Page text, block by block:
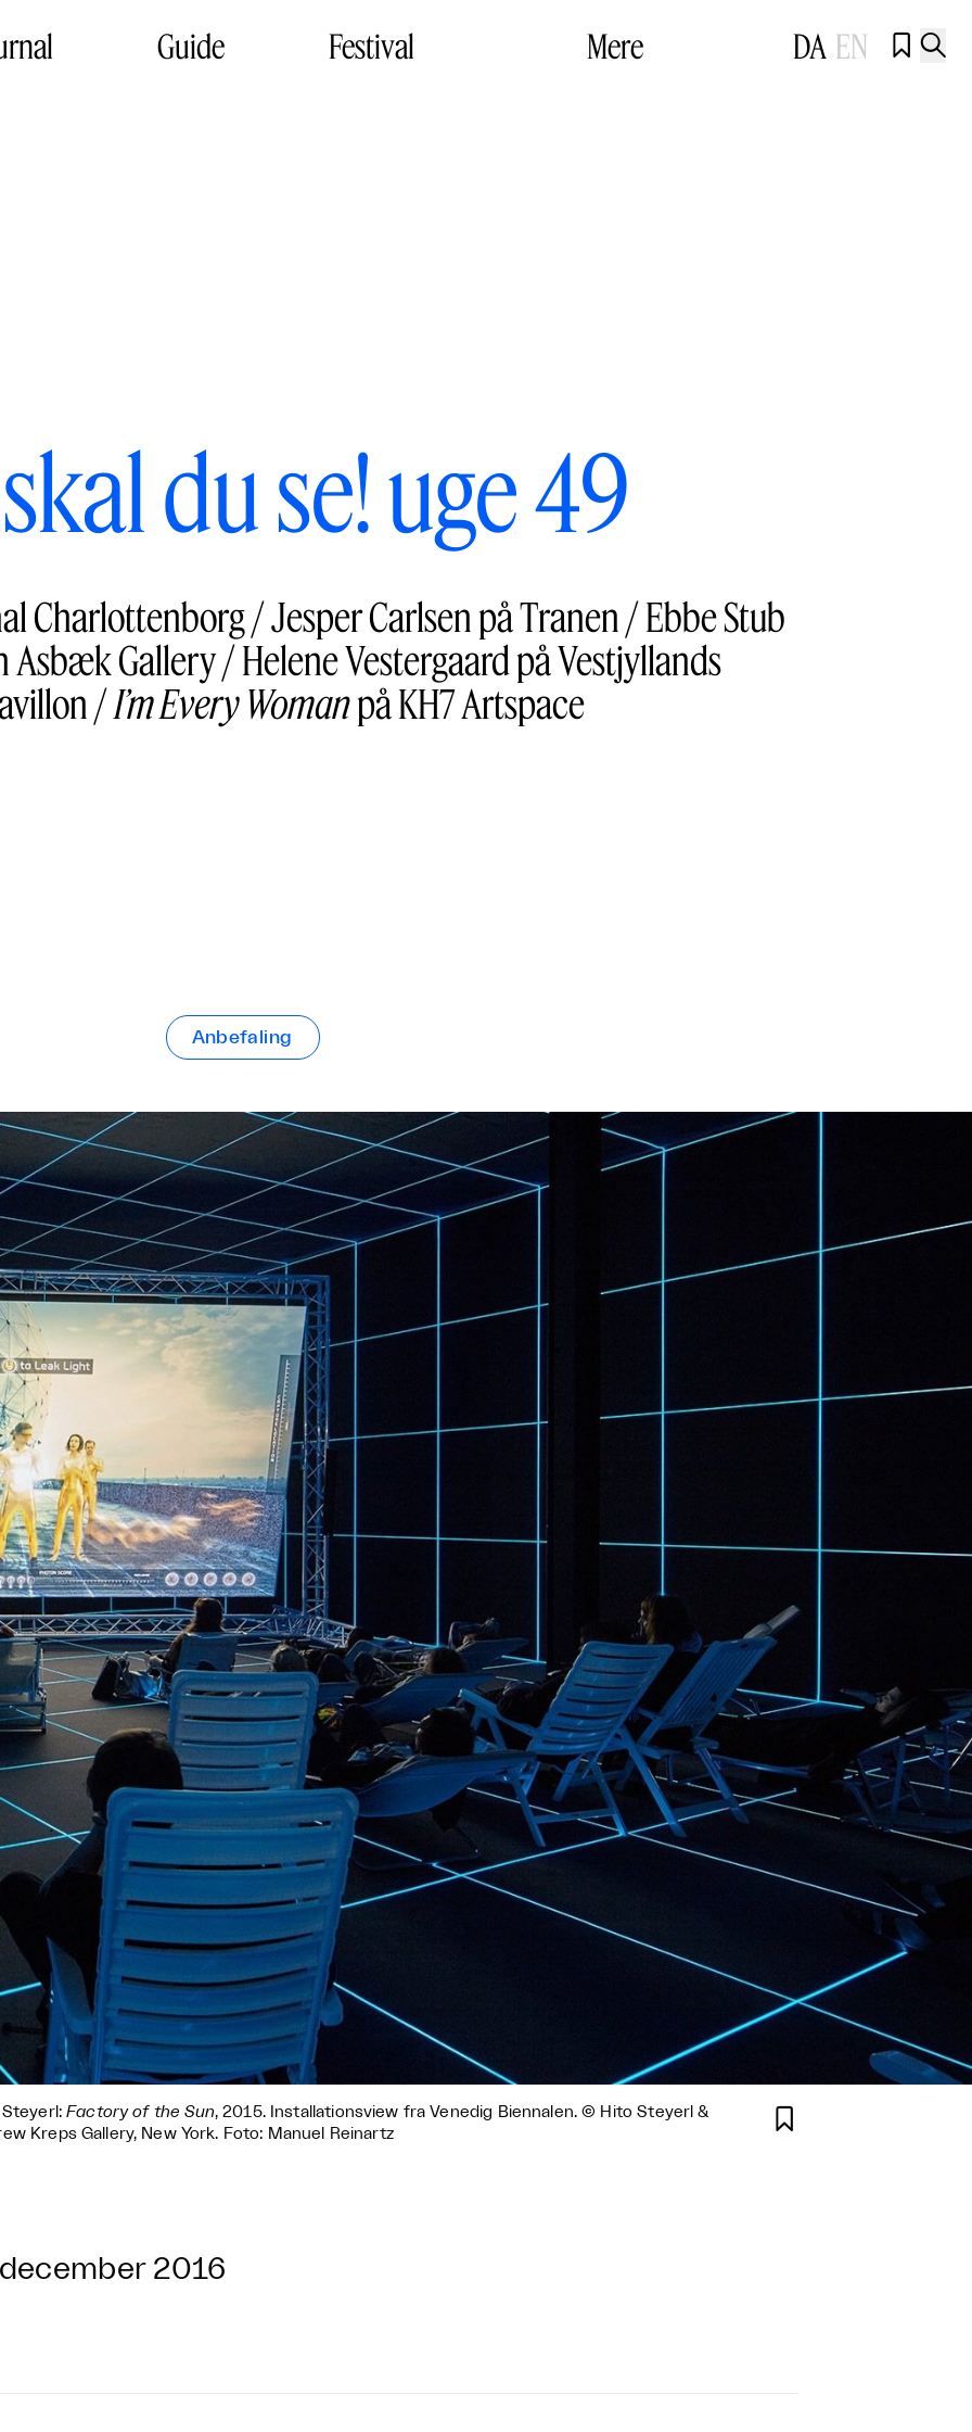
Guide Festival Mere DA EN  
du se! uge 49
Charlottenborg / Jesper Carlsen på Tranen / Ebbe Stub
Gallery / Helene Vestergaard på Vestjyllands
/I’m Every Womanpå KH7 Artspace
Anbefaling
Steyerl:Factory of the Sun, 2015. Installationsview fra Venedig Biennalen. © Hito Steyerl &
Kreps Gallery, New York. Foto: Manuel Reinartz

2016